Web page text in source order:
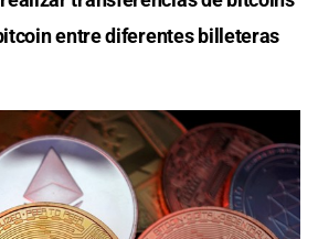
entre diferentes billeteras